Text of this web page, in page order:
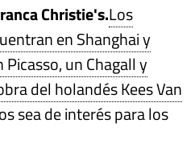
Christie's.Los
en Shanghai y
un Chagall y
del holandés Kees Van
sea de interés para los